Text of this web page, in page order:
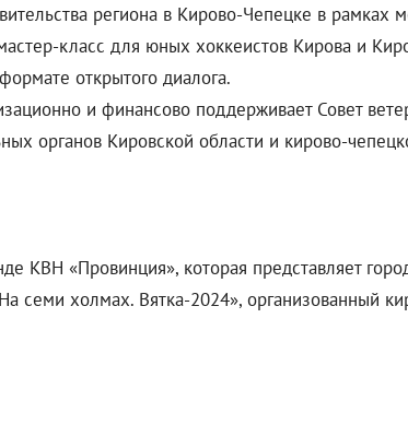
региона в Кирово-Чепецке в рамках
класс для юных хоккеистов Кирова и
открытого диалога.
и финансово поддерживает Совет
органов Кировской области и кирово-
КВН «Провинция», которая представляет
семи холмах. Вятка-2024», организованный